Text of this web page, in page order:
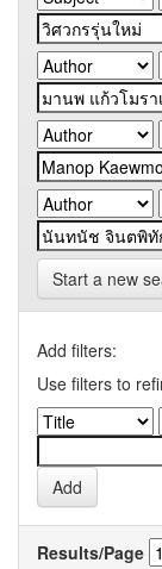
Start a new
Add filters:
Use filters to
Results/Page